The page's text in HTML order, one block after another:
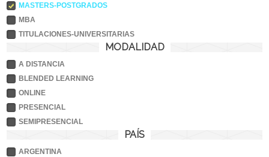
MASTERS-POSTGRADOS
MBA
TITULACIONES-UNIVERSITARIAS
MODALIDAD
A DISTANCIA
BLENDED LEARNING
ONLINE
PRESENCIAL
SEMIPRESENCIAL
PAÍS
ARGENTINA